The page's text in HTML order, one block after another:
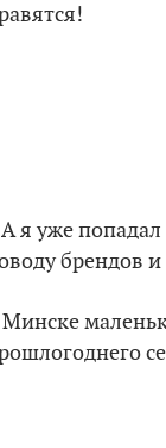
я уже
брендов